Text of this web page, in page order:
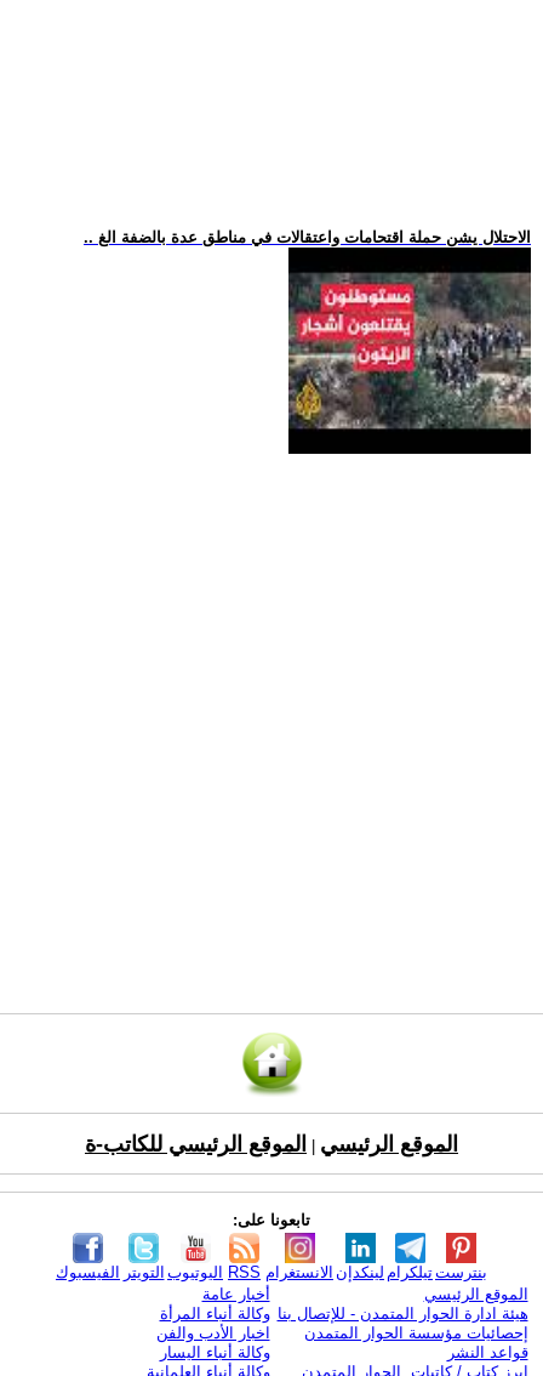
.. الاحتلال يشن حملة اقتحامات واعتقالات في مناطق عدة بالضفة الغ
الموقع الرئيسي الموقع الرئيسي للكاتب-ة
تابعونا على:
الفيسبوك التويتر اليوتيوب RSS الانستغرام لينكدإن تيلكرامبنترست
الموقع الرئيسي
هيئة ادارة الحوار المتمدن - للإتصال بنا
إحصائيات مؤسسة الحوار المتمدن
قواعد النشر
ابرز كتاب / كاتبات الحوار المتمدن
أخبار عامة
وكالة أنباء المرأة
اخبار الأدب والفن
وكالة أنباء اليسار
وكالة أنباء العلمانية